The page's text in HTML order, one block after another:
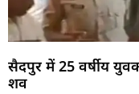
सैदपुर में 25 वर्षीय
शव